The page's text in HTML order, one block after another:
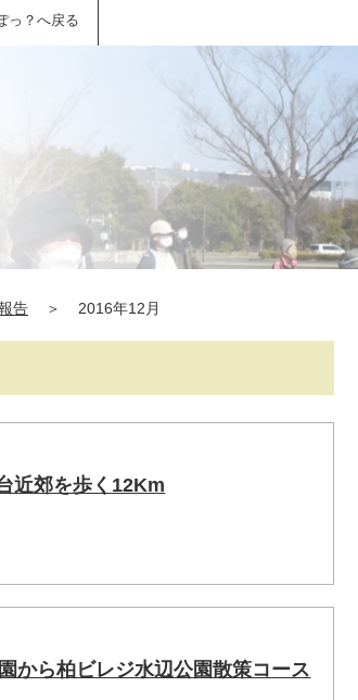
っ？へ戻る
告 ＞ 2016年12月
近郊を歩く12Km
から柏ビレジ水辺公園散策コース